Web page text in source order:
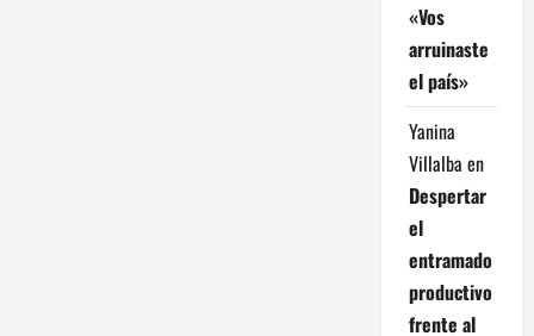
«Vos
arruinaste
el país»
Yanina
Villalba en
Despertar
el
entramado
productivo
frente al